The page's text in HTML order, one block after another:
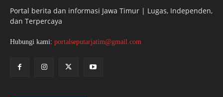
Portal berita dan informasi Jawa Timur | Lugas, Independen,
dan Terpercaya
Hubungi kami: portalseputarjatim@gmail.com